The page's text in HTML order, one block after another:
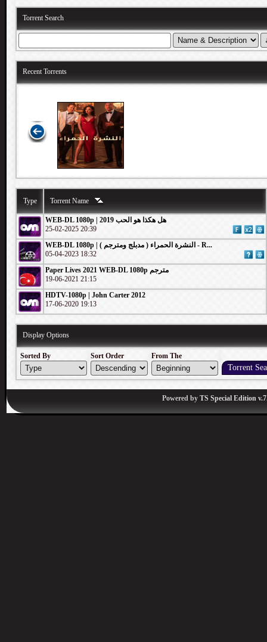
Torrent Search
Recent Torrents
Type Torrent Name
WEB-DL 1080p | 2019 هل هكذا هو الحب
25-02-2025 20:39
WEB-DL 1080p | ( مدبلج ومترجم ) النشرة الحمراء - R...
05-04-2023 18:32
Paper Lives 2021 WEB-DL 1080p مترجم
19-06-2021 21:15
HDTV-1080p | John Carter 2012
17-06-2020 19:13
Display Options
Sorted By Sort Order From The
Powered by TS Special Edition